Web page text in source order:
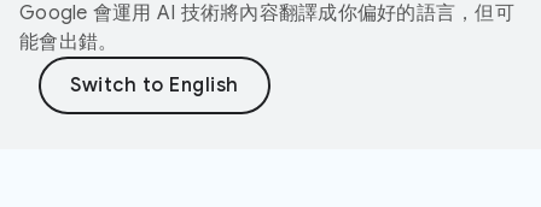
Google 會運用 AI 技術將內容翻譯成你偏好的語言，但可
能會出錯。